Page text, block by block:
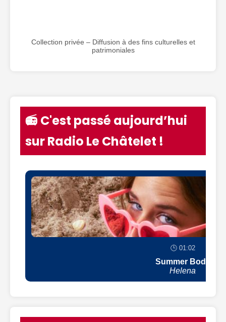
Collection privée – Diffusion à des fins culturelles et
patrimoniales
📻 C'est passé aujourd’hui
sur Radio Le Châtelet !
🕒 01:02
Summer Body
Helena